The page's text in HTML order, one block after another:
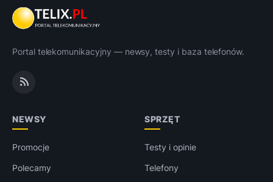
Portal telekomunikacyjny — newsy, testy i baza telefonów.
NEWSY
Promocje
Polecamy
SPRZĘT
Testy i opinie
Telefony